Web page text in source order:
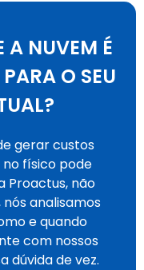
A NUVEM É
O SEU
gerar custos
físico pode
Proactus, não
analisamos
e quando
com nossos
dúvida de vez.